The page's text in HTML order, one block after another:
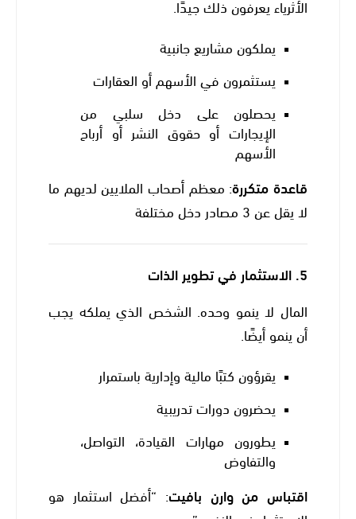
الأثرياء يعرفون ذلك جيدًا.
يملكون مشاريع جانبية
يستثمرون في الأسهم أو العقارات
يحصلون على دخل سلبي من
الإيجارات أو حقوق النشر أو أرباح
الأسهم
قاعدة متكررة: معظم أصحاب الملايين لديهم ما
لا يقل عن 3 مصادر دخل مختلفة
5. الاستثمار في تطوير الذات
المال لا ينمو وحده. الشخص الذي يملكه يجب
أن ينمو أيضًا.
يقرؤون كتبًا مالية وإدارية باستمرار
يحضرون دورات تدريبية
يطورون مهارات القيادة، التواصل،
والتفاوض
اقتباس من وارن بافيت: “أفضل استثمار هو